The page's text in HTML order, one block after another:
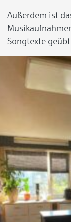
Außerdem ist
Songtexte